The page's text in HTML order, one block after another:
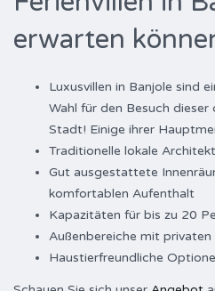
erwarten
Luxusvillen in Banjole sind
Wahl für den Besuch dieser
Stadt! Einige ihrer
Traditionelle lokale
Gut ausgestattete
komfortablen Aufenthalt
Kapazitäten für bis zu 20
Außenbereiche mit
Haustierfreundliche